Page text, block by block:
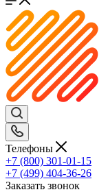
Телефоны
+7 (800) 301-01-15
+7 (499) 404-36-26
Заказать звонок